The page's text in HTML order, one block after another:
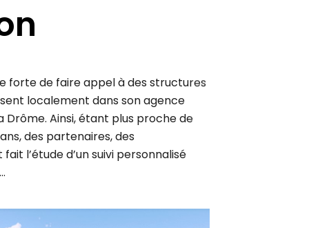
localement dans son agence
Ainsi, étant plus proche de
des partenaires, des
l’étude d’un suivi personnalisé